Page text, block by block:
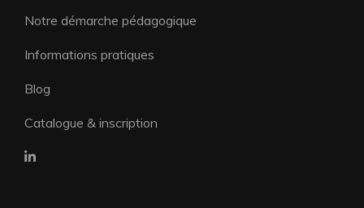
Notre démarche pédagogique
Informations pratiques
Blog
Catalogue & inscription